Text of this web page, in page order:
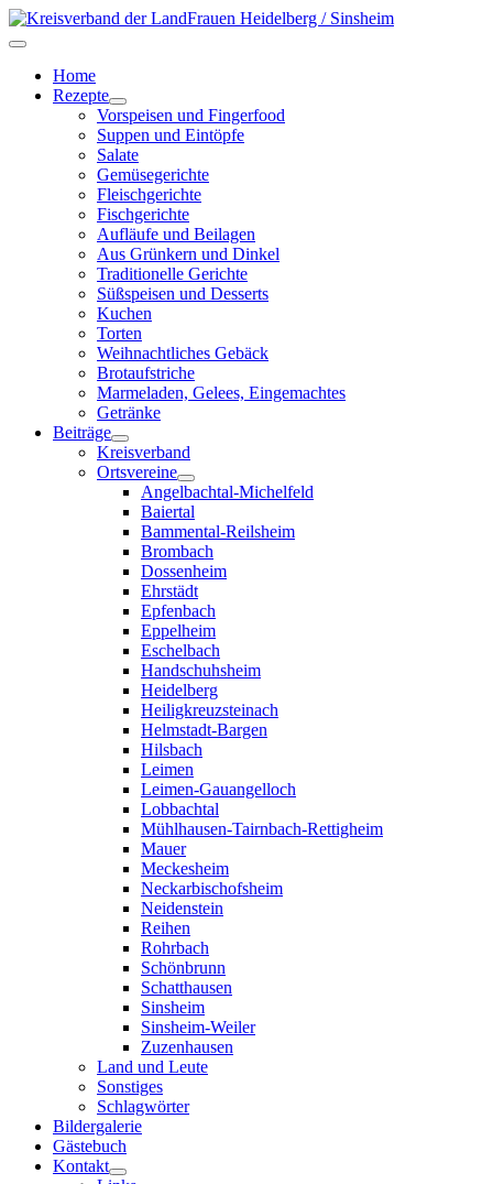
Home
Rezepte
Vorspeisen und Fingerfood
Suppen und Eintöpfe
Salate
Gemüsegerichte
Fleischgerichte
Fischgerichte
Aufläufe und Beilagen
Aus Grünkern und Dinkel
Traditionelle Gerichte
Süßspeisen und Desserts
Kuchen
Torten
Weihnachtliches Gebäck
Brotaufstriche
Marmeladen, Gelees, Eingemachtes
Getränke
Beiträge
Kreisverband
Ortsvereine
Angelbachtal-Michelfeld
Baiertal
Bammental-Reilsheim
Brombach
Dossenheim
Ehrstädt
Epfenbach
Eppelheim
Eschelbach
Handschuhsheim
Heidelberg
Heiligkreuzsteinach
Helmstadt-Bargen
Hilsbach
Leimen
Leimen-Gauangelloch
Lobbachtal
Mühlhausen-Tairnbach-Rettigheim
Mauer
Meckesheim
Neckarbischofsheim
Neidenstein
Reihen
Rohrbach
Schönbrunn
Schatthausen
Sinsheim
Sinsheim-Weiler
Zuzenhausen
Land und Leute
Sonstiges
Schlagwörter
Bildergalerie
Gästebuch
Kontakt